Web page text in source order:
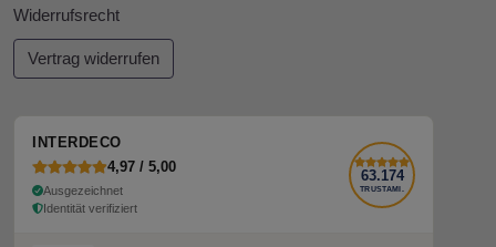
Widerrufsrecht
Vertrag widerrufen
INTERDECO
4,97 / 5,00
Ausgezeichnet
Identität verifiziert
63.174
TRUSTAMI.